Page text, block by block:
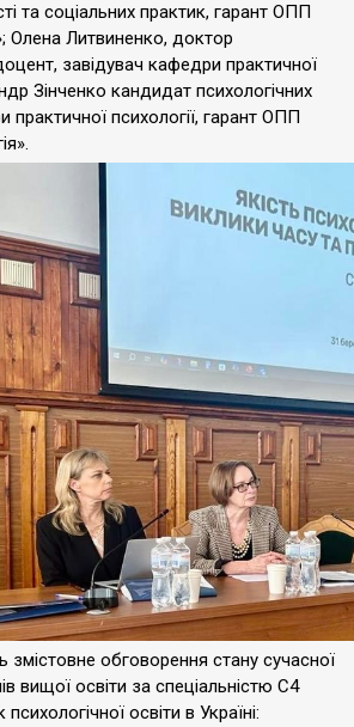
та соціальних практик, гарант ОПП
Олена Литвиненко, доктор
завідувач кафедри практичної
Зінченко кандидат психологічних
психології, гарант ОПП
змістовне обговорення стану сучасної
вищої освіти за спеціальністю С4
освіти в Україні: